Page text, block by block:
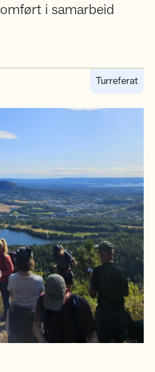
i samarbeid
Turreferat